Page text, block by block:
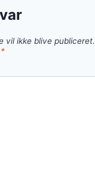
vil ikke blive publiceret.
*